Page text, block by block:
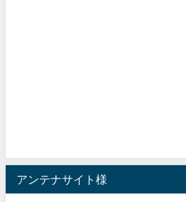
アンテナサイト様